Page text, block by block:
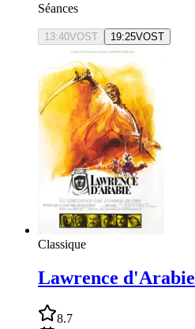
Séances
13:40VOST 19:25VOST
Classique
Lawrence d'Arabie
8.7